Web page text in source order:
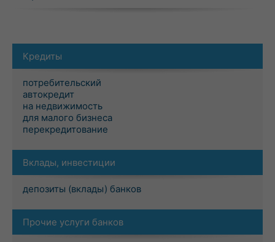
Кредиты
потребительский
автокредит
на недвижимость
для малого бизнеса
перекредитование
Вклады, инвестиции
депозиты (вклады) банков
Прочие услуги банков